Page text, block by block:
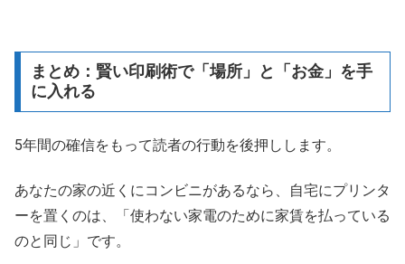
まとめ：賢い印刷術で「場所」と「お金」を手
に入れる
5年間の確信をもって読者の行動を後押しします。
あなたの家の近くにコンビニがあるなら、自宅にプリンタ
ーを置くのは、「使わない家電のために家賃を払っている
のと同じ」です。